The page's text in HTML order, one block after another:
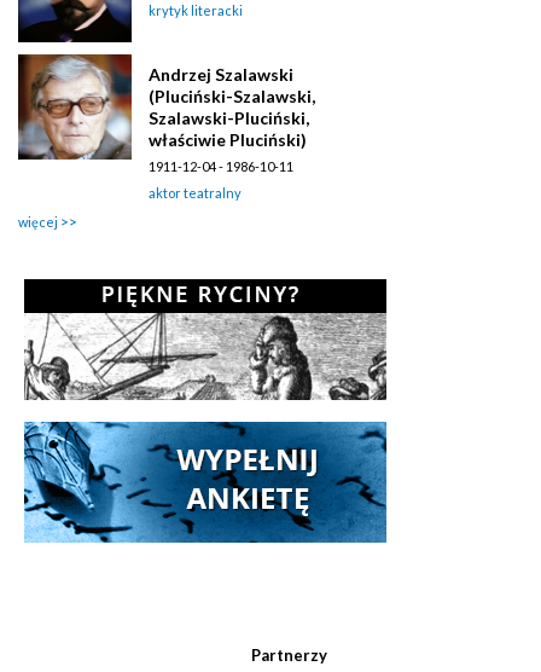
krytyk literacki
Andrzej Szalawski
(Pluciński-Szalawski,
Szalawski-Pluciński,
właściwie Pluciński)
1911-12-04 - 1986-10-11
aktor teatralny
więcej
Partnerzy